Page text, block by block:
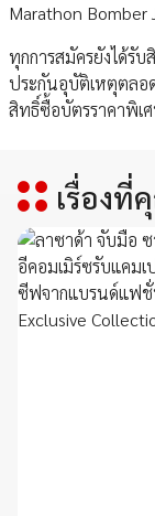
Marathon Bomber
ทุกการสมัครยังได้รั
ประกันอุบัติเหตุตลอ
สิทธิ์ซื้อบัตรราคาพิเ
เรื่องที่